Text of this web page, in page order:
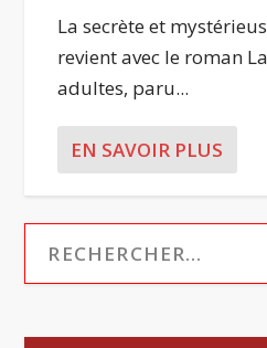
La secrète et
revient avec le roman
adultes, paru...
EN SAVOIR PLUS